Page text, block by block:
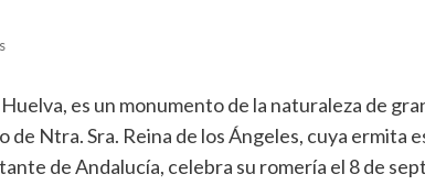
es un monumento de la naturaleza de
Ntra. Sra. Reina de los Ángeles, cuya ermita
de Andalucía, celebra su romería el 8 de